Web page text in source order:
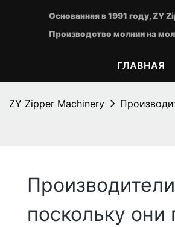
Основанная в 1991 году, ZY
Производство молнии на
ГЛАВНАЯ
ZY Zipper Machinery
поскольку